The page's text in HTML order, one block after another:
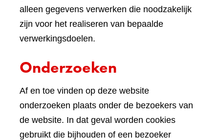
andere
website)
alleen gegevens verwerken die noodzakelijk
zijn voor het realiseren van bepaalde
verwerkingsdoelen.
Onderzoeken
Af en toe vinden op deze website
onderzoeken plaats onder de bezoekers van
de website. In dat geval worden cookies
gebruikt die bijhouden of een bezoeker